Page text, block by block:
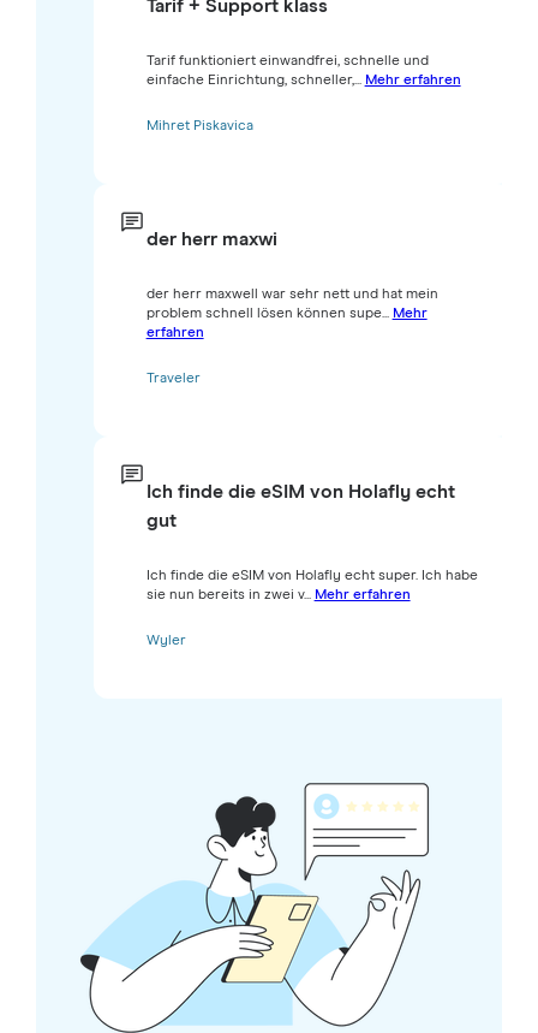
Tarif + Support klass
Tarif funktioniert einwandfrei, schnelle und
einfache Einrichtung, schneller,... Mehr erfahren
Mihret Piskavica
der herr maxwi
der herr maxwell war sehr nett und hat mein
problem schnell lösen können supe... Mehr
erfahren
Traveler
Ich finde die eSIM von Holafly echt
gut
Ich finde die eSIM von Holafly echt super. Ich habe
sie nun bereits in zwei v... Mehr erfahren
Wyler